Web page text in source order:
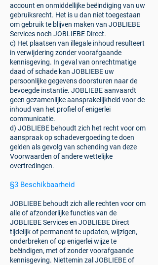
account en onmiddellijke beëindiging van uw
gebruiksrecht. Het is u dan niet toegestaan
om gebruik te blijven maken van JOBLIEBE
Services noch JOBLIEBE Direct.
c) Het plaatsen van illegale inhoud resulteert
in verwijdering zonder voorafgaande
kennisgeving. In geval van onrechtmatige
daad of schade kan JOBLIEBE uw
persoonlijke gegevens doorsturen naar de
bevoegde instantie. JOBLIEBE aanvaardt
geen gezamenlijke aansprakelijkheid voor de
inhoud van het profiel of enigerlei
communicatie.
d) JOBLIEBE behoudt zich het recht voor om
aanspraak op schadevergoeding te doen
gelden als gevolg van schending van deze
Voorwaarden of andere wettelijke
overtredingen.
§3 Beschikbaarheid
JOBLIEBE behoudt zich alle rechten voor om
alle of afzonderlijke functies van de
JOBLIEBE Services en JOBLIEBE Direct
tijdelijk of permanent te updaten, wijzigen,
onderbreken of op enigerlei wijze te
beëindigen, met of zonder voorafgaande
kennisgeving. Niettemin zal JOBLIEBE of